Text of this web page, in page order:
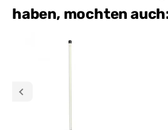
haben, mochten